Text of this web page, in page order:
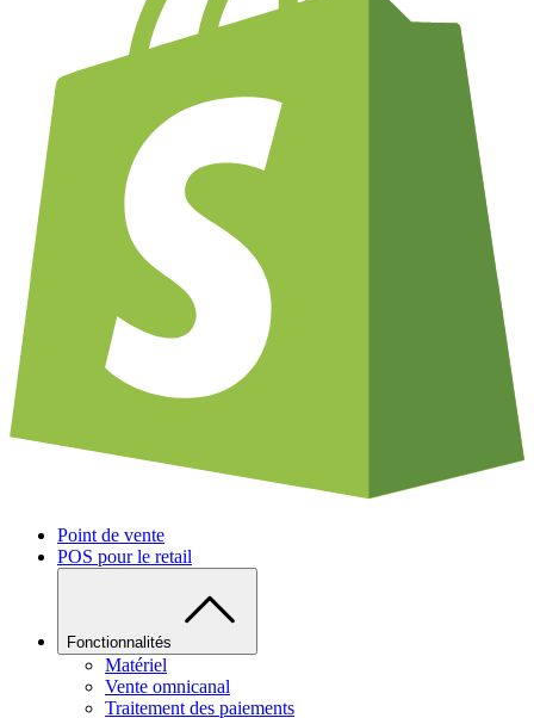
Point de vente
POS pour le retail
Fonctionnalités
Matériel
Vente omnicanal
Traitement des paiements